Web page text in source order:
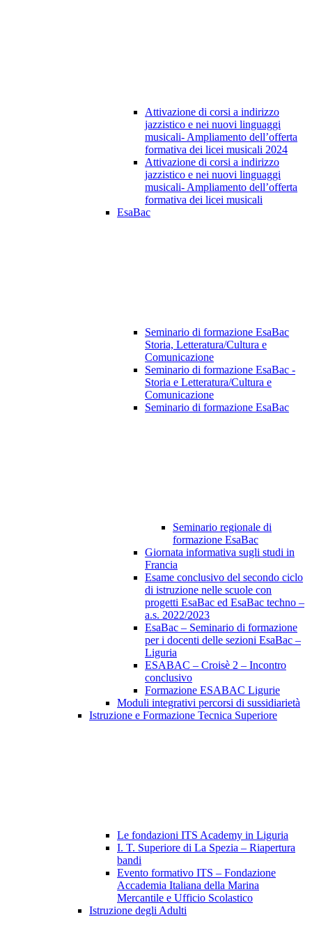
Attivazione di corsi a indirizzo
jazzistico e nei nuovi linguaggi
musicali- Ampliamento dell’offerta
formativa dei licei musicali 2024
Attivazione di corsi a indirizzo
jazzistico e nei nuovi linguaggi
musicali- Ampliamento dell’offerta
formativa dei licei musicali
EsaBac
Seminario di formazione EsaBac
Storia, Letteratura/Cultura e
Comunicazione
Seminario di formazione EsaBac -
Storia e Letteratura/Cultura e
Comunicazione
Seminario di formazione EsaBac
Seminario regionale di
formazione EsaBac
Giornata informativa sugli studi in
Francia
Esame conclusivo del secondo ciclo
di istruzione nelle scuole con
progetti EsaBac ed EsaBac techno –
a.s. 2022/2023
EsaBac – Seminario di formazione
per i docenti delle sezioni EsaBac –
Liguria
ESABAC – Croisè 2 – Incontro
conclusivo
Formazione ESABAC Ligurie
Moduli integrativi percorsi di sussidiarietà
Istruzione e Formazione Tecnica Superiore
Le fondazioni ITS Academy in Liguria
I. T. Superiore di La Spezia – Riapertura
bandi
Evento formativo ITS – Fondazione
Accademia Italiana della Marina
Mercantile e Ufficio Scolastico
Istruzione degli Adulti